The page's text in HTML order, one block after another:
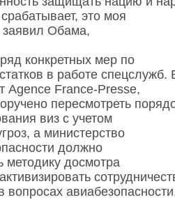
это моя
заявил Обама,
конкретных мер по
в работе спецслужб.
Agence France-Presse,
пересмотреть
виз с учетом
а министерство
должно
методику досмотра
вопросах